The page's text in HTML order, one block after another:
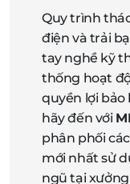
Quy trình
điện và trải
tay nghề kỹ
thống hoạt
quyền lợi
hãy đến với
phân phối
mới nhất sử
ngũ tại